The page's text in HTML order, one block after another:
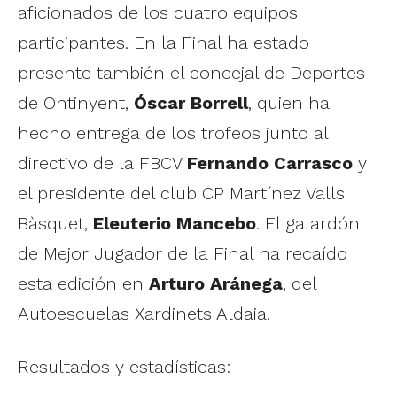
aficionados de los cuatro equipos
participantes. En la Final ha estado
presente también el concejal de Deportes
de Ontinyent, Óscar Borrell, quien ha
hecho entrega de los trofeos junto al
directivo de la FBCV Fernando Carrasco y
el presidente del club CP Martínez Valls
Bàsquet, Eleuterio Mancebo. El galardón
de Mejor Jugador de la Final ha recaído
esta edición en Arturo Aránega, del
Autoescuelas Xardinets Aldaia.
Resultados y estadísticas: